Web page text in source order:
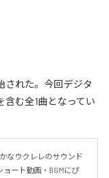
された。今回デジタ
含む全1曲となってい
なウクレレのサウンド
ート動画・BGMにぴ